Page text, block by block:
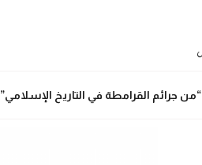
“من جرائم القرامطة في التاريخ الإسلامي”